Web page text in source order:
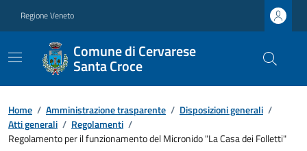
Regione Veneto
Comune di Cervarese
Santa Croce
Home / Amministrazione trasparente / Disposizioni generali /
Atti generali / Regolamenti /
Regolamento per il funzionamento del Micronido "La Casa dei Folletti"